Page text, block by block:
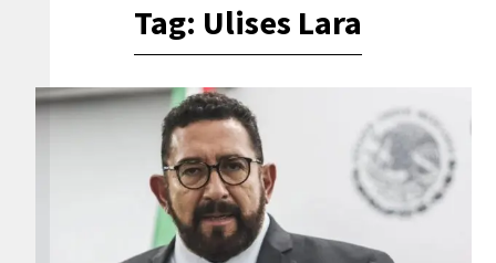
Tag: Ulises Lara